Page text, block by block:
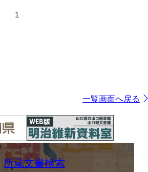
1
一覧画面へ戻る
所蔵文書検索